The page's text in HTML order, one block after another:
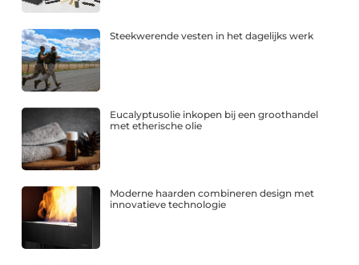
Steekwerende vesten in het dagelijks werk
Eucalyptusolie inkopen bij een groothandel
met etherische olie
Moderne haarden combineren design met
innovatieve technologie